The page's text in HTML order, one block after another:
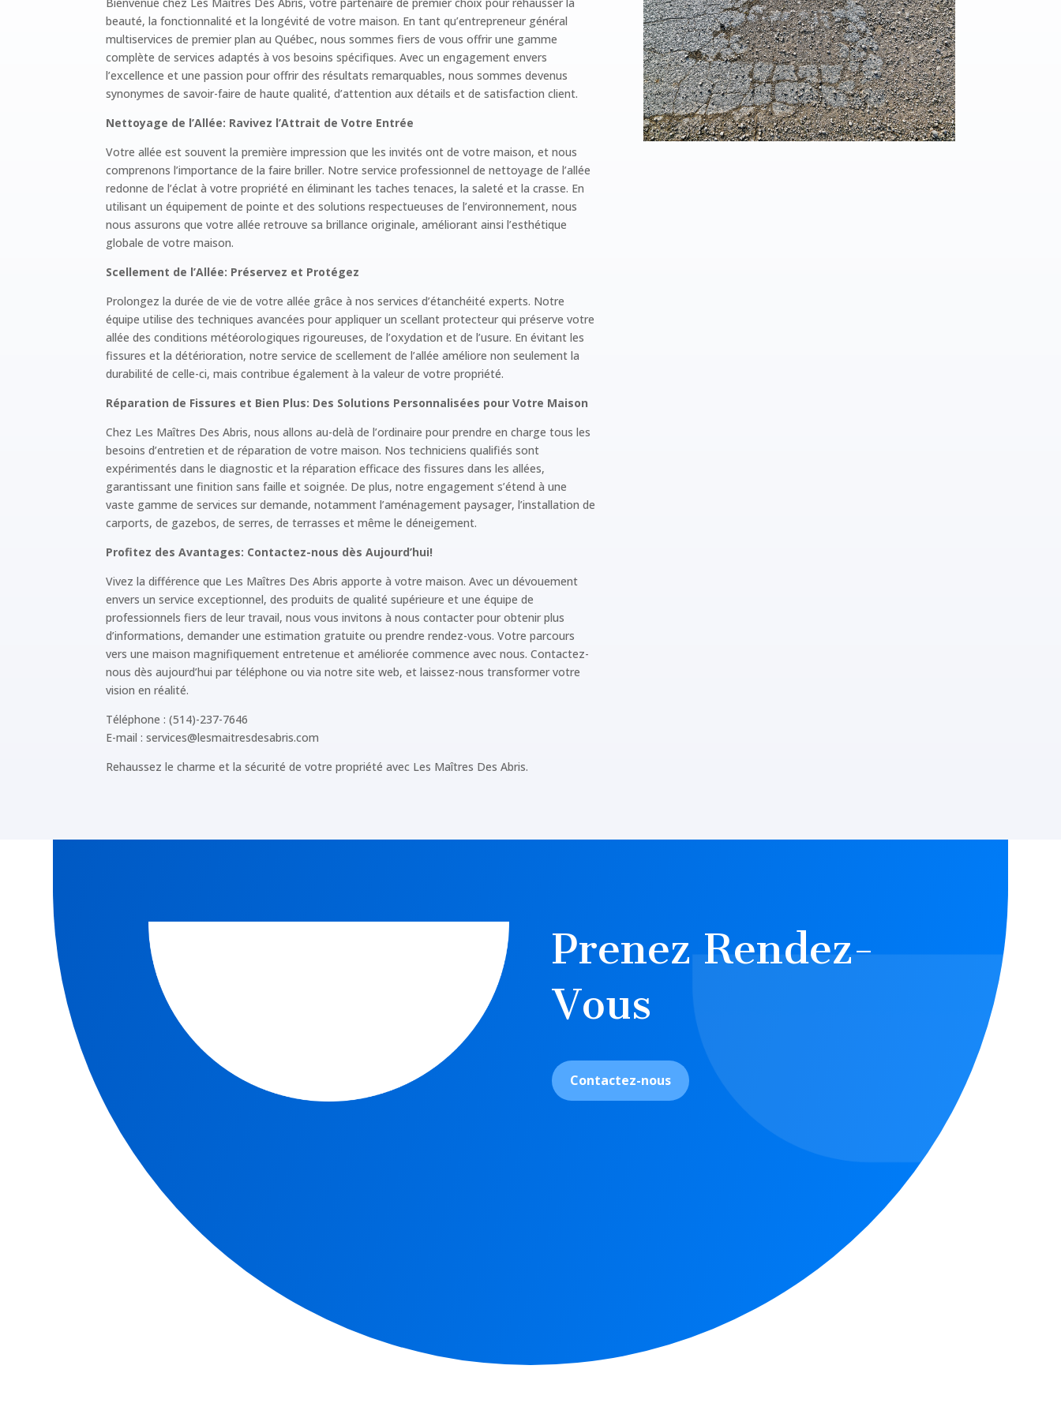
beauté, la fonctionnalité et la longévité de votre maison. En tant qu’entrepreneur général
multiservices de premier plan au Québec, nous sommes fiers de vous offrir une gamme
complète de services adaptés à vos besoins spécifiques. Avec un engagement envers
l’excellence et une passion pour offrir des résultats remarquables, nous sommes devenus
synonymes de savoir-faire de haute qualité, d’attention aux détails et de satisfaction client.
Nettoyage de l’Allée: Ravivez l’Attrait de Votre Entrée
Votre allée est souvent la première impression que les invités ont de votre maison, et nous
comprenons l’importance de la faire briller. Notre service professionnel de nettoyage de l’allée
redonne de l’éclat à votre propriété en éliminant les taches tenaces, la saleté et la crasse. En
utilisant un équipement de pointe et des solutions respectueuses de l’environnement, nous
nous assurons que votre allée retrouve sa brillance originale, améliorant ainsi l’esthétique
globale de votre maison.
Scellement de l’Allée: Préservez et Protégez
Prolongez la durée de vie de votre allée grâce à nos services d’étanchéité experts. Notre
équipe utilise des techniques avancées pour appliquer un scellant protecteur qui préserve votre
allée des conditions météorologiques rigoureuses, de l’oxydation et de l’usure. En évitant les
fissures et la détérioration, notre service de scellement de l’allée améliore non seulement la
durabilité de celle-ci, mais contribue également à la valeur de votre propriété.
Réparation de Fissures et Bien Plus: Des Solutions Personnalisées pour Votre Maison
Chez Les Maîtres Des Abris, nous allons au-delà de l’ordinaire pour prendre en charge tous les
besoins d’entretien et de réparation de votre maison. Nos techniciens qualifiés sont
expérimentés dans le diagnostic et la réparation efficace des fissures dans les allées,
garantissant une finition sans faille et soignée. De plus, notre engagement s’étend à une
vaste gamme de services sur demande, notamment l’aménagement paysager, l’installation de
carports, de gazebos, de serres, de terrasses et même le déneigement.
Profitez des Avantages: Contactez-nous dès Aujourd’hui!
Vivez la différence que Les Maîtres Des Abris apporte à votre maison. Avec un dévouement
envers un service exceptionnel, des produits de qualité supérieure et une équipe de
professionnels fiers de leur travail, nous vous invitons à nous contacter pour obtenir plus
d’informations, demander une estimation gratuite ou prendre rendez-vous. Votre parcours
vers une maison magnifiquement entretenue et améliorée commence avec nous. Contactez-
nous dès aujourd’hui par téléphone ou via notre site web, et laissez-nous transformer votre
vision en réalité.
Téléphone : (514)-237-7646
E-mail :services@lesmaitresdesabris.com
Rehaussez le charme et la sécurité de votre propriété avec Les Maîtres Des Abris.
Prenez Rendez-
Vous
Contactez-nous
based on
how the
website is
to perform
as well as
possible
during your
visit. If you
refuse
will
disappear
from the
Marketing
your
site, you
increase the
offers.